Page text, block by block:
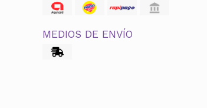
MEDIOS DE ENVÍO